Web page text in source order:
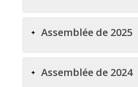
Assemblée de 2025
Assemblée de 2024